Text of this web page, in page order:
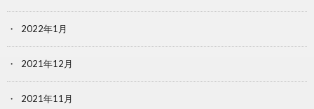
2022年1月
2021年12月
2021年11月